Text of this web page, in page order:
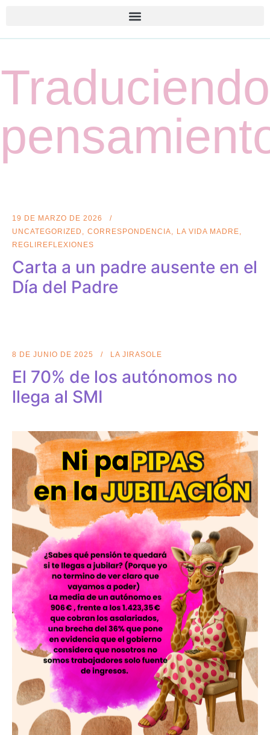
Traduciendo
19 DE MARZO DE 2026
UNCATEGORIZED
CORRESPONDENCIA
LA VIDA MADRE
REGLIREFLEXIONES
Carta a un padre ausente en el
Día del Padre
8 DE JUNIO DE 2025 LA JIRASOLE
El 70% de los autónomos no
llega al SMI